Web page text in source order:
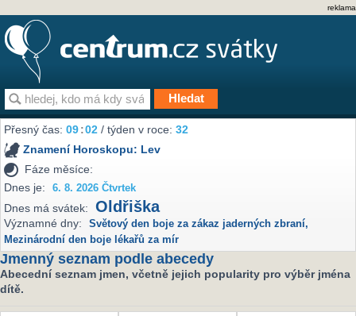
reklama
Přesný čas:09 02 / týden v roce:32
Znamení Horoskopu: Lev
Fáze měsíce:
Dnes je:
6. 8. 2026 Čtvrtek
Dnes má svátek: Oldřiška
Významné dny: Světový den boje za zákaz jaderných zbraní,
Mezinárodní den boje lékařů za mír
Jmenný seznam podle abecedy
Abecední seznam jmen, včetně jejich popularity pro výběr jména
dítě.